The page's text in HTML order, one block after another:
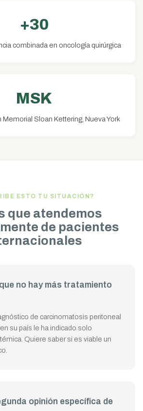
+30
combinada en oncología quirúrgica
MSK
Memorial Sloan Kettering, Nueva York
ESTO TU SITUACIÓN?
que atendemos
de pacientes
no hay más tratamiento
de carcinomatosis peritoneal
su país le ha indicado solo
Quiere saber si es viable un
opinión específica de